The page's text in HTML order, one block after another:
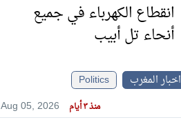
انقطاع الكهرباء في جميع
أنحاء تل أبيب
اخبار المغرب
Politics
Aug 05, 2026
منذ ٣ أيام